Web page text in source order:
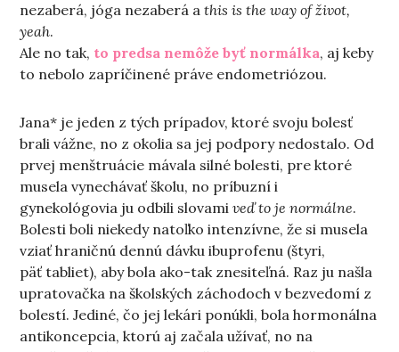
nezaberá, jóga nezaberá athis is the way of život,
yeah.
Ale no tak, to predsa nemôže byť normálka, aj keby
to nebolo zapríčinené práve endometriózou.
Jana* je jeden z tých prípadov, ktoré svoju bolesť
brali vážne, no z okolia sa jej podpory nedostalo. Od
prvej menštruácie mávala silné bolesti, pre ktoré
musela vynechávať školu, no príbuzní i
gynekológovia ju odbili slovamiveď to je normálne.
Bolesti boli niekedy natoľko intenzívne, že si musela
vziať hraničnú dennú dávku ibuprofenu (štyri,
päť tabliet), aby bola ako-tak znesiteľná. Raz ju našla
upratovačka na školských záchodoch v bezvedomí z
bolestí. Jediné, čo jej lekári ponúkli, bola hormonálna
antikoncepcia, ktorú aj začala užívať, no na